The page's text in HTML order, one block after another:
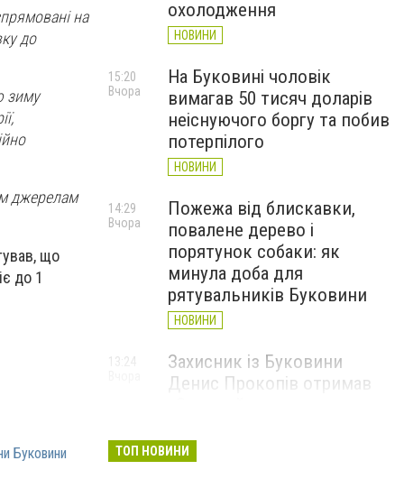
на
до
зиму
джерелам
що
до 1
Буковини
охолодження
НОВИНИ
На Буковині чоловік
вимагав 50 тисяч доларів
неіснуючого боргу та побив
потерпілого
НОВИНИ
15:20
Вчора
Пожежа від блискавки,
повалене дерево і
порятунок собаки: як
минула доба для
рятувальників Буковини
НОВИНИ
14:29
Вчора
Захисник із Буковини
Денис Прокопів отримав
НОВИНИ
13:24
ТОП НОВИНИ